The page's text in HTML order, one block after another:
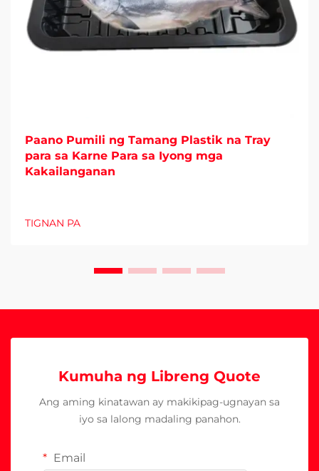
Paano Pumili ng Tamang Plastik na Tray
para sa Karne Para sa Iyong mga
Kakailanganan
TIGNAN PA
Kumuha ng Libreng Quote
Ang aming kinatawan ay makikipag-ugnayan sa
iyo sa lalong madaling panahon.
Email